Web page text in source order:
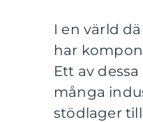
I en värld
har
Ett av
många
stödlager